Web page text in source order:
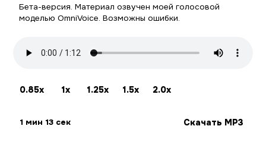
Бета-версия. Материал озвучен моей голосовой
моделью OmniVoice. Возможны ошибки.
0.85x 1x 1.25x 1.5x 2.0x
1 мин 13 сек Скачать MP3